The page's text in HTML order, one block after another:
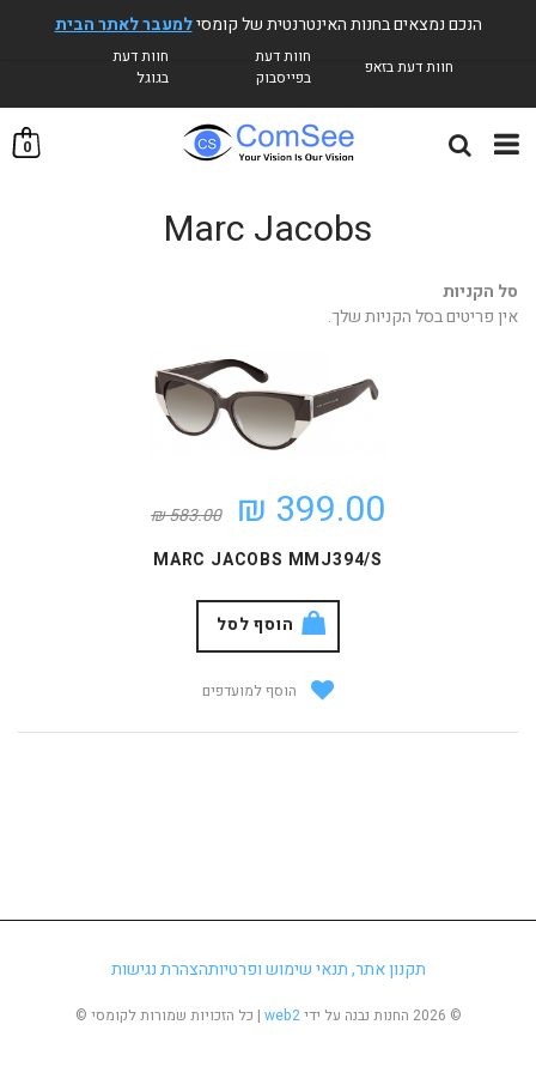
0
Marc Jacobs
סל הקניות
אין פריטים בסל הקניות שלך.
399.00 ₪
583.00 ₪
MARC JACOBS MMJ394/S
הוסף לסל
הוסף למועדפים
תקנון אתר, תנאי שימוש ופרטיותהצהרת נגישות
© 2026 החנות נבנה על ידי web2 | כל הזכויות שמורות לקומסי ©
הנכם נמצאים בחנות האינטרנטית של קומסילמעבר לאתר הבית
חוות דעת בזאפ
חוות דעת
בפייסבוק
חוות דעת
בגוגל